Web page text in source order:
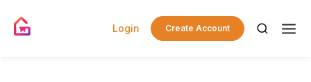
Login Create Account